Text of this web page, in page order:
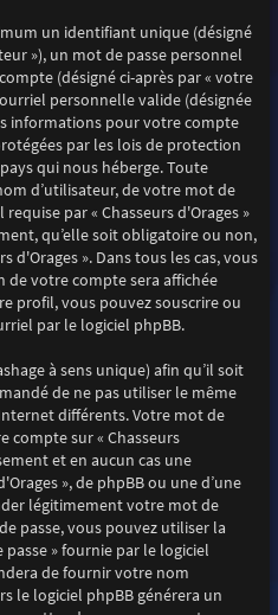
un identifiant unique (désigné
»), un mot de passe personnel
(désigné ci-après par « votre
personnelle valide (désignée
informations pour votre compte
par les lois de protection
qui nous héberge. Toute
d’utilisateur, de votre mot de
par « Chasseurs d'Orages »
qu’elle soit obligatoire ou non,
d'Orages ». Dans tous les cas, vous
votre compte sera affichée
profil, vous pouvez souscrire ou
par le logiciel phpBB.
à sens unique) afin qu’il soit
de ne pas utiliser le même
différents. Votre mot de
compte sur « Chasseurs
et en aucun cas une
», de phpBB ou une d’une
légitimement votre mot de
passe, vous pouvez utiliser la
» fournie par le logiciel
de fournir votre nom
le logiciel phpBB générera un